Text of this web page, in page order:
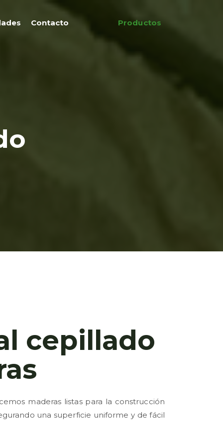
Contacto Productos
cepillado
maderas listas para la construcción
una superficie uniforme y de fácil